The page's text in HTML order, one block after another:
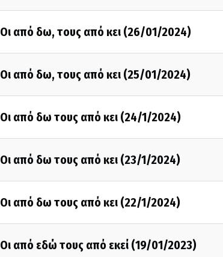
Οι από δω, τους από κει (26/01/2024)
Οι από δω, τους από κει (25/01/2024)
Οι από δω τους από κει (24/1/2024)
Οι από δω τους από κει (23/1/2024)
Οι από δω τους από κει (22/1/2024)
Οι από εδώ τους από εκεί (19/01/2023)